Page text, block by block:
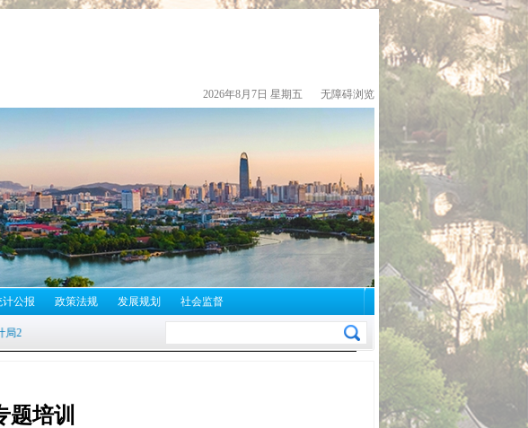
无障碍浏览
2026年8月7日 星期五
计公报 政策法规 发展规划 社会监督
题培训